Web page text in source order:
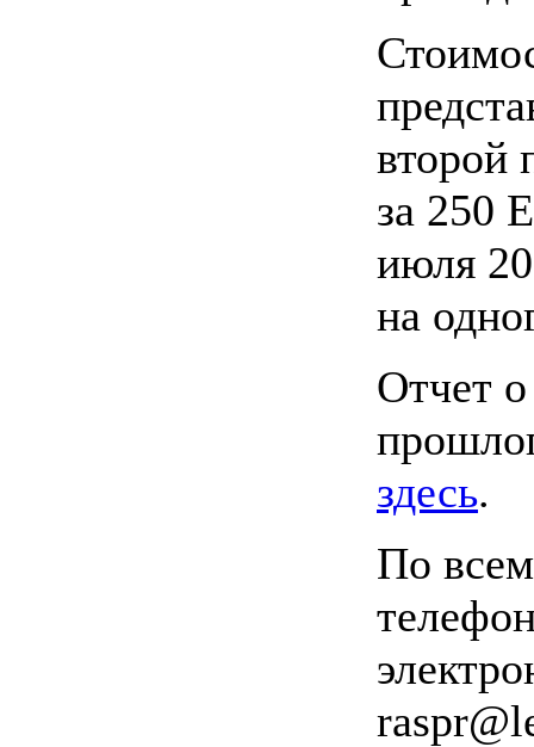
второй
за 250
июля
на
Отчет о
здесь.
По